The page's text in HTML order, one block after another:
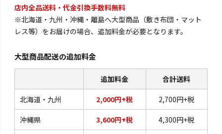
店内全品送料・代金引換手数料無料
※北海道・九州・沖縄・離島へ大型商品（敷き布団・マット
レス等）をお届けの場合、追加料金が必要となります。
大型商品配送の追加料金
追加料金 合計送料
北海道・九州 2,000円+税 2,700円+税
沖縄県 3,600円+税 4,300円+税